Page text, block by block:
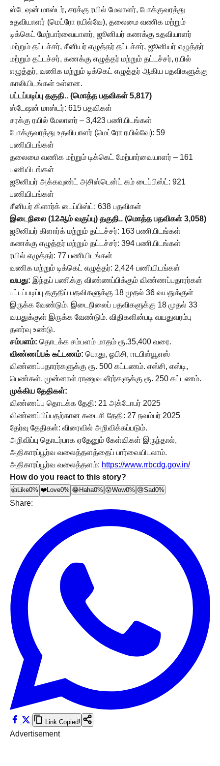
ஸ்டேஷன் மாஸ்டர், சரக்கு ரயில் மேலாளர், போக்குவரத்து
உதவியாளர் (மெட்ரோ ரயில்வே), தலைமை வணிக மற்றும்
டிக்கெட் மேற்பார்வையாளர், ஜூனியர் கணக்கு உதவியாளர்
மற்றும் தட்டச்சர், சீனியர் எழுத்தர் தட்டச்சர், ஜூனியர் எழுத்தர்
மற்றும் தட்டச்சர், கணக்கு எழுத்தர் மற்றும் தட்டச்சர், ரயில்
எழுத்தர், வணிக மற்றும் டிக்கெட் எழுத்தர் ஆகிய பதவிகளுக்கு
காலியிடங்கள் உள்ளன.
பட்டப்படிப்பு தகுதி.. (மொத்த பதவிகள் 5,817)
ஸ்டேஷன் மாஸ்டர்: 615 பதவிகள்
சரக்கு ரயில் மேலாளர் – 3,423 பணியிடங்கள்
போக்குவரத்து உதவியாளர் (மெட்ரோ ரயில்வே): 59
பணியிடங்கள்
தலைமை வணிக மற்றும் டிக்கெட் மேற்பார்வையாளர் – 161
பணியிடங்கள்
ஜூனியர் அக்கவுண்ட் அசிஸ்டென்ட் கம் டைப்பிஸ்ட்: 921
பணியிடங்கள்
சீனியர் கிளார்க் டைப்பிஸ்ட்: 638 பதவிகள்
இடைநிலை (12ஆம் வகுப்பு) தகுதி.. (மொத்த பதவிகள் 3,058)
ஜூனியர் கிளார்க் மற்றும் தட்டச்சர்: 163 பணியிடங்கள்
கணக்கு எழுத்தர் மற்றும் தட்டச்சர்: 394 பணியிடங்கள்
ரயில் எழுத்தர்: 77 பணியிடங்கள்
வணிக மற்றும் டிக்கெட் எழுத்தர்: 2,424 பணியிடங்கள்
வயது: இந்தப் பணிக்கு விண்ணப்பிக்கும் விண்ணப்பதாரர்கள்
பட்டப்படிப்பு தகுதிப் பதவிகளுக்கு 18 முதல் 36 வயதுக்குள்
இருக்க வேண்டும். இடைநிலைப் பதவிகளுக்கு 18 முதல் 33
வயதுக்குள் இருக்க வேண்டும். விதிகளின்படி வயதுவரம்பு
தளர்வு உண்டு.
சம்பளம்: தொடக்க சம்பளம் மாதம் ரூ.35,400 வரை.
விண்ணப்பக் கட்டணம்: பொது, ஓபிசி, ஈடபிள்யூஎஸ்
விண்ணப்பதாரர்களுக்கு ரூ. 500 கட்டணம். எஸ்சி, எஸ்டி,
பெண்கள், முன்னாள் ராணுவ வீரர்களுக்கு ரூ. 250 கட்டணம்.
முக்கிய தேதிகள்:
விண்ணப்ப தொடக்க தேதி: 21 அக்டோபர் 2025
விண்ணப்பிப்பதற்கான கடைசி தேதி: 27 நவம்பர் 2025
தேர்வு தேதிகள்: விரைவில் அறிவிக்கப்படும்.
அறிவிப்பு தொடர்பாக ஏதேனும் கேள்விகள் இருந்தால்,
அதிகாரப்பூர்வ வலைத்தளத்தைப் பார்வையிடலாம்.
அதிகாரப்பூர்வ வலைத்தளம்: https://www.rrbcdg.gov.in/
How do you react to this story?
👍Like0% ❤️Love0% 😂Haha0% 😮Wow0% 😢Sad0%
Share:
Link Copied!
Advertisement